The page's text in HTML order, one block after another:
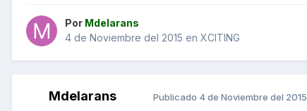
Por Mdelarans
4 de Noviembre del 2015 en XCITING
Mdelarans Publicado 4 de Noviembre del 2015